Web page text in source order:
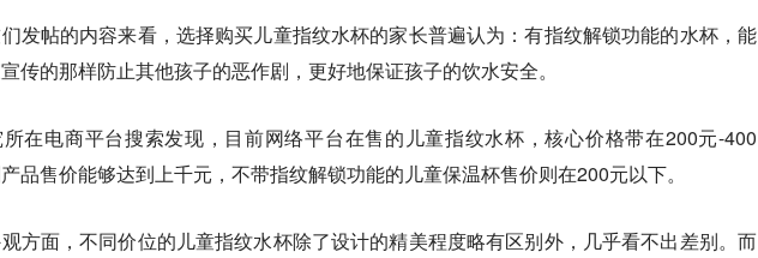
发帖的内容来看，选择购买儿童指纹水杯的家长普遍认为：有指纹解锁功能的水杯，能
传的那样防止其他孩子的恶作剧，更好地保证孩子的饮水安全。
在电商平台搜索发现，目前网络平台在售的儿童指纹水杯，核心价格带在200元-400
品售价能够达到上千元，不带指纹解锁功能的儿童保温杯售价则在200元以下。
方面，不同价位的儿童指纹水杯除了设计的精美程度略有区别外，几乎看不出差别。而